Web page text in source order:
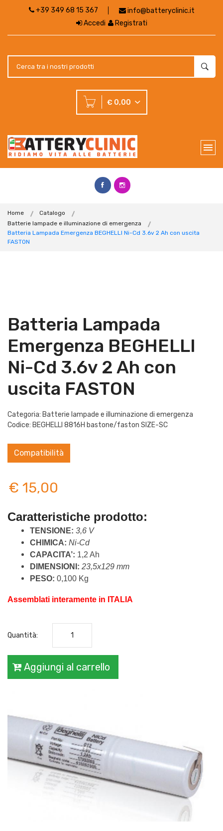
+39 349 68 15 367
info@batteryclinic.it
Accedi
Registrati
€ 0,00
Home
Catalogo
Batterie lampade e illuminazione di emergenza
Batteria Lampada Emergenza BEGHELLI Ni-Cd 3.6v 2 Ah con uscita
FASTON
Batteria Lampada
Emergenza BEGHELLI
Ni-Cd 3.6v 2 Ah con
uscita FASTON
Categoria: Batterie lampade e illuminazione di emergenza
Codice: BEGHELLI 8816H bastone/faston SIZE-SC
Compatibilità
€ 15,00
Caratteristiche prodotto:
TENSIONE: 3,6 V
CHIMICA: Ni-Cd
CAPACITA’: 1,2 Ah
DIMENSIONI: 23,5x129 mm
PESO: 0,100 Kg
Assemblati interamente in ITALIA
Quantità:
Aggiungi al carrello